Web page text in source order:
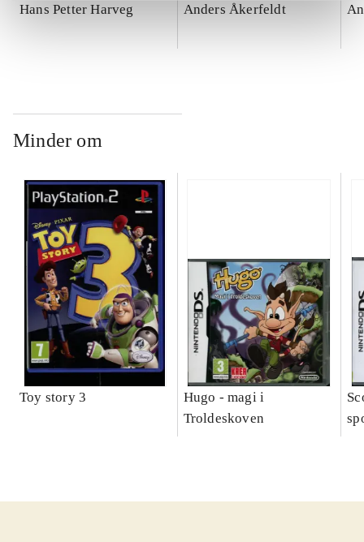
Hans Petter Harveg
Anders Åkerfeldt
Minder om
Toy story 3
Hugo - magi i
Troldeskoven